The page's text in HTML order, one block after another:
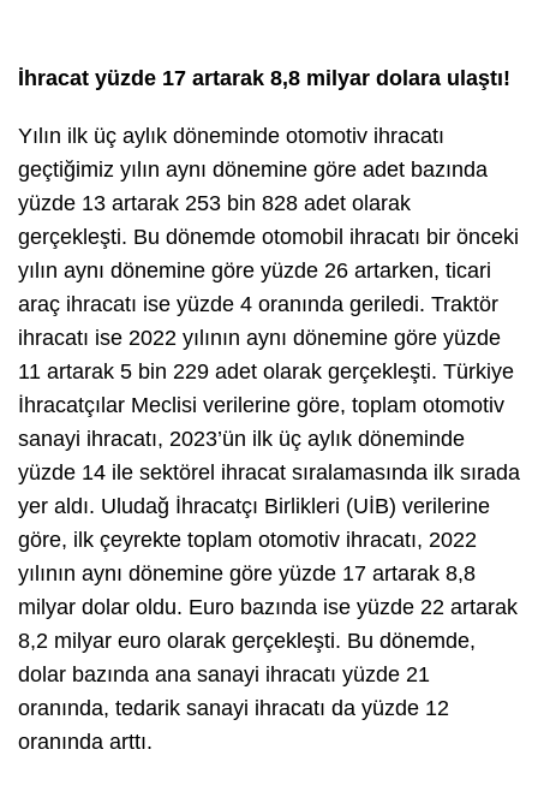
İhracat yüzde 17 artarak 8,8 milyar dolara ulaştı!
Yılın ilk üç aylık döneminde otomotiv ihracatı
geçtiğimiz yılın aynı dönemine göre adet bazında
yüzde 13 artarak 253 bin 828 adet olarak
gerçekleşti. Bu dönemde otomobil ihracatı bir önceki
yılın aynı dönemine göre yüzde 26 artarken, ticari
araç ihracatı ise yüzde 4 oranında geriledi. Traktör
ihracatı ise 2022 yılının aynı dönemine göre yüzde
11 artarak 5 bin 229 adet olarak gerçekleşti. Türkiye
İhracatçılar Meclisi verilerine göre, toplam otomotiv
sanayi ihracatı, 2023’ün ilk üç aylık döneminde
yüzde 14 ile sektörel ihracat sıralamasında ilk sırada
yer aldı. Uludağ İhracatçı Birlikleri (UİB) verilerine
göre, ilk çeyrekte toplam otomotiv ihracatı, 2022
yılının aynı dönemine göre yüzde 17 artarak 8,8
milyar dolar oldu. Euro bazında ise yüzde 22 artarak
8,2 milyar euro olarak gerçekleşti. Bu dönemde,
dolar bazında ana sanayi ihracatı yüzde 21
oranında, tedarik sanayi ihracatı da yüzde 12
oranında arttı.